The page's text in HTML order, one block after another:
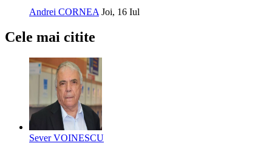
Andrei CORNEA Joi, 16 Iul
Cele mai citite
Sever VOINESCU